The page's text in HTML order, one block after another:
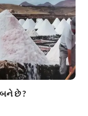
બને છે ?